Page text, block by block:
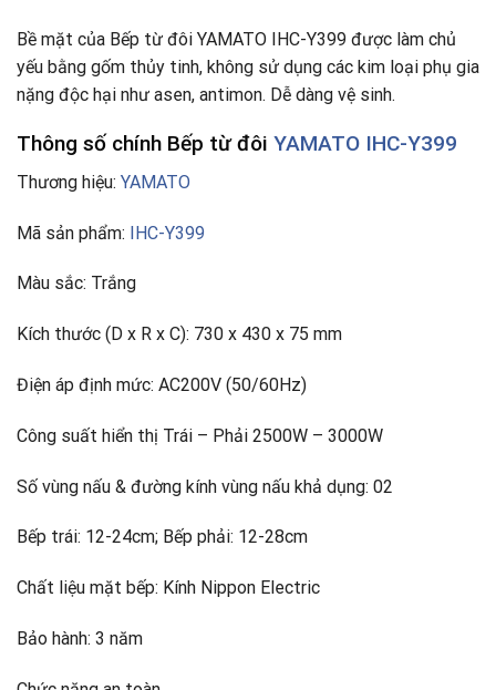
Bề mặt của Bếp từ đôi YAMATO IHC-Y399 được làm chủ
yếu bằng gốm thủy tinh, không sử dụng các kim loại phụ gia
nặng độc hại như asen, antimon. Dễ dàng vệ sinh.
Thông số chính Bếp từ đôi YAMATO IHC-Y399
Thương hiệu: YAMATO
Mã sản phẩm: IHC-Y399
Màu sắc: Trắng
Kích thước (D x R x C): 730 x 430 x 75 mm
Điện áp định mức: AC200V (50/60Hz)
Công suất hiển thị Trái – Phải 2500W – 3000W
Số vùng nấu & đường kính vùng nấu khả dụng: 02
Bếp trái: 12-24cm; Bếp phải: 12-28cm
Chất liệu mặt bếp: Kính Nippon Electric
Bảo hành: 3 năm